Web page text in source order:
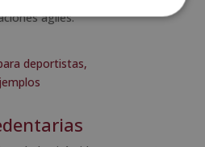
ágiles.
deportistas,